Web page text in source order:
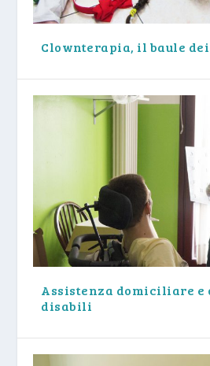
Clownterapia, il baule
Assistenza domiciliare e
disabili